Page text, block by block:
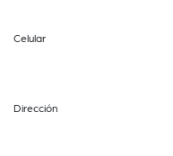
Celular
Dirección